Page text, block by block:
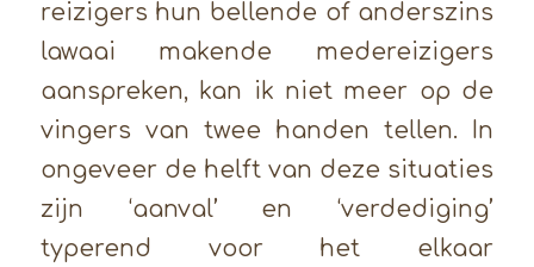
reizigers hun bellende of anderszins
lawaai makende medereizigers
aanspreken, kan ik niet meer op de
vingers van twee handen tellen. In
ongeveer de helft van deze situaties
zijn ‘aanval’ en ‘verdediging’
typerend voor het elkaar